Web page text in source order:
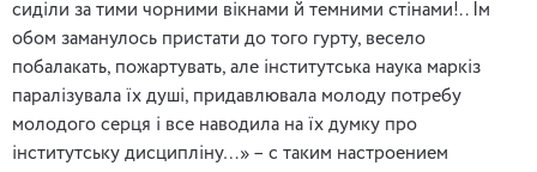
сиділи за тими чорними вікнами й темними стінами!.. Їм
обом заманулось пристати до того гурту, весело
побалакать, пожартувать, але інститутська наука маркіз
паралізувала їх душі, придавлювала молоду потребу
молодого серця і все наводила на їх думку про
інститутську дисципліну…» – с таким настроением